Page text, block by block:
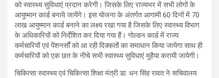
को स्वास्थ्य सुविधाएं प्रदान करेगी। जिसके लिए राज्यभर में सभी लोगों के
आयुष्मान कार्ड बनाये जायेंगे। इस योजना के अंतर्गत आगामी 60 दिनों में 70
लाख आयुष्मान कार्ड बनाने का लक्ष्य रखा गया है जिसके लिए स्वास्थ्य विभाग
के अधिकारियों को निर्देशित कर दिया गया हैं। गोल्डन कार्ड में राज्य
कर्मचारियों एवं पेंशनर्सों को आ रही दिक्कतों का समाधान किया जायेगा साथ ही
कर्मचारियों को एक छत के नीचे सभी स्वास्थ्य सुविधाएं मुहैया करायी जायेगी।
चिकित्सा स्वास्थ्य एवं चिकित्सा शिक्षा मंत्री डा. धन सिंह रावत ने सचिवालय